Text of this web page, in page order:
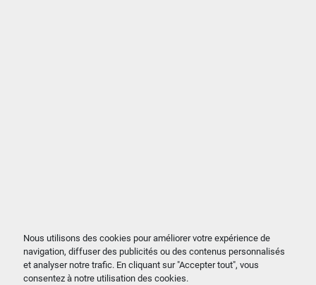
Nous utilisons des cookies pour améliorer votre expérience de
navigation, diffuser des publicités ou des contenus personnalisés
et analyser notre trafic. En cliquant sur "Accepter tout", vous
consentez à notre utilisation des cookies.